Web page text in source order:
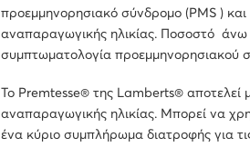
προεμμηνορησιακό σύνδρομο (PMS )
αναπαραγωγικής ηλικίας. Ποσοστό άνω
συμπτωματολογία προεμμηνορησιακού
Το Premtesse® της Lamberts® αποτελεί
αναπαραγωγικής ηλικίας. Μπορεί να
ένα κύριο συμπλήρωμα διατροφής για